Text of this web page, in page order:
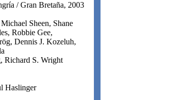
/ Gran Bretaña, 2003
Sheen, Shane
Robbie Gee,
Dennis J. Kozeluh,
Richard S. Wright
Haslinger